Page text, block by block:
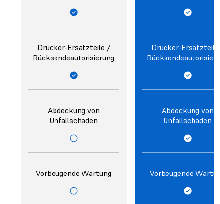
Drucker-Ersatzteile /
Rücksendeautorisierung
Abdeckung von
Unfallschäden
Vorbeugende Wartung
Drucker-
Abdeckung von
Unfallschäden
Vorbeugende